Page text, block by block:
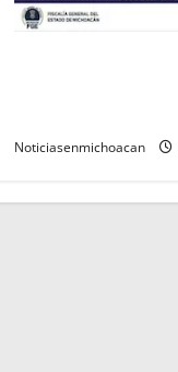
Noticiasenmichoacan